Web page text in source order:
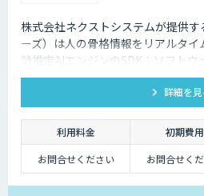
株式会社ネクストシステムが提供
ーズ）は人の骨格情報をリアルタ
勢推定AIエンジンのSDK：ソフト
から得た骨格データは、用途やジ
究・開発に利用できます。
詳細を見
利用料金 初期費用
お問合せください
お問合せく